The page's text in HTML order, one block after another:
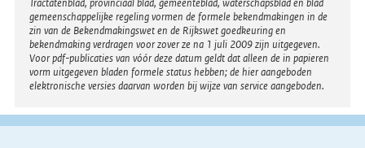
Tractatenblad, provinciaal blad, gemeenteblad, waterschapsblad en blad
gemeenschappelijke regeling vormen de formele bekendmakingen in de
zin van de Bekendmakingswet en de Rijkswet goedkeuring en
bekendmaking verdragen voor zover ze na 1 juli 2009 zijn uitgegeven.
Voor pdf-publicaties van vóór deze datum geldt dat alleen de in papieren
vorm uitgegeven bladen formele status hebben; de hier aangeboden
elektronische versies daarvan worden bij wijze van service aangeboden.